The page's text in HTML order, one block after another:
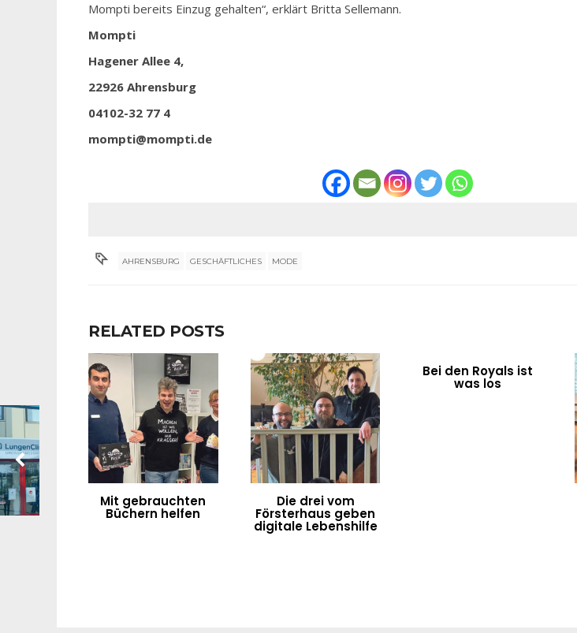
Mompti bereits Einzug gehalten“, erklärt Britta Sellemann.
Mompti
Hagener Allee 4,
22926 Ahrensburg
04102-32 77 4
mompti@mompti.de
AHRENSBURG GESCHÄFTLICHES MODE
RELATED POSTS
Mit gebrauchten
Büchern helfen
Die drei vom
Försterhaus geben
digitale Lebenshilfe
Bei den Royals ist
was los